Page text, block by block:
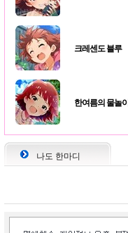
크레센도 블루
한여름의 물놀이
나도 한마디